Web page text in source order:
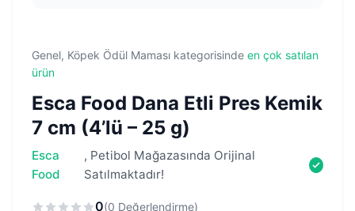
Genel, Köpek Ödül Maması kategorisinde en çok satılan
ürün
Esca Food Dana Etli Pres Kemik
7 cm (4’lü – 25 g)
Esca
Food
, Petibol Mağazasında Orijinal
Satılmaktadır!
0(0 Değerlendirme)